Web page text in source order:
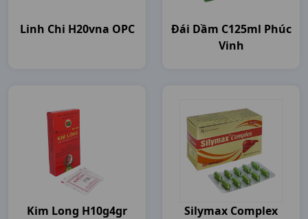
Linh Chi H20vna OPC
Đái Dầm C125ml Phúc
Vinh
Kim Long H10g4gr
Silymax Complex